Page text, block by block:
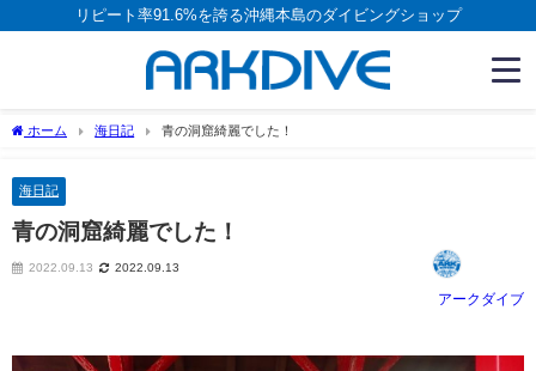
リピート率91.6%を誇る沖縄本島のダイビングショップ
ホーム 海日記 青の洞窟綺麗でした！
海日記
青の洞窟綺麗でした！
2022.09.13 2022.09.13
アークダイブ